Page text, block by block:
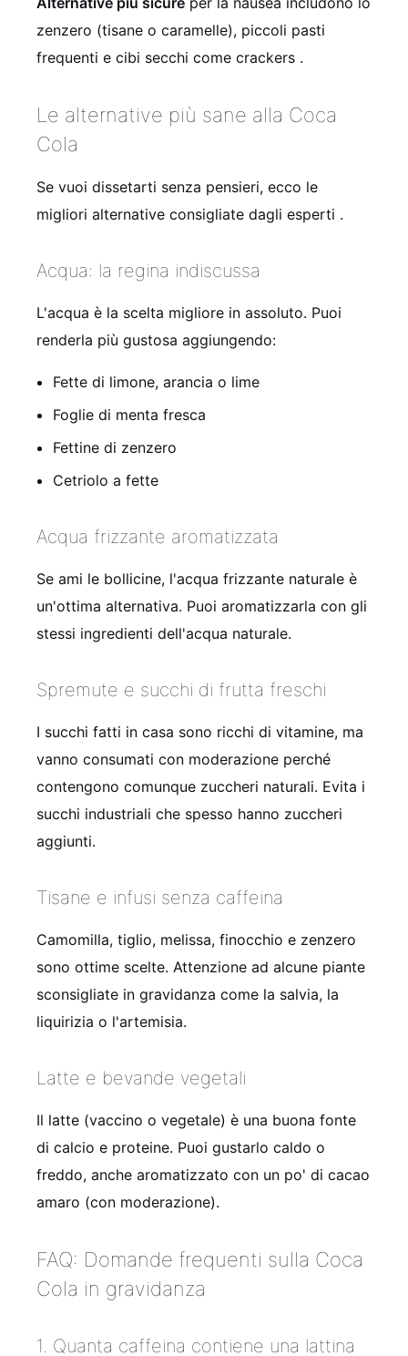
zenzero (tisane o caramelle), piccoli pasti
frequenti e cibi secchi come crackers .
Le alternative più sane alla Coca
Cola
Se vuoi dissetarti senza pensieri, ecco le
migliori alternative consigliate dagli esperti .
Acqua: la regina indiscussa
L'acqua è la scelta migliore in assoluto. Puoi
renderla più gustosa aggiungendo:
Fette di limone, arancia o lime
Foglie di menta fresca
Fettine di zenzero
Cetriolo a fette
Acqua frizzante aromatizzata
Se ami le bollicine, l'acqua frizzante naturale è
un'ottima alternativa. Puoi aromatizzarla con gli
stessi ingredienti dell'acqua naturale.
Spremute e succhi di frutta freschi
I succhi fatti in casa sono ricchi di vitamine, ma
vanno consumati con moderazione perché
contengono comunque zuccheri naturali. Evita i
succhi industriali che spesso hanno zuccheri
aggiunti.
Tisane e infusi senza caffeina
Camomilla, tiglio, melissa, finocchio e zenzero
sono ottime scelte. Attenzione ad alcune piante
sconsigliate in gravidanza come la salvia, la
liquirizia o l'artemisia.
Latte e bevande vegetali
Il latte (vaccino o vegetale) è una buona fonte
di calcio e proteine. Puoi gustarlo caldo o
freddo, anche aromatizzato con un po' di cacao
amaro (con moderazione).
FAQ: Domande frequenti sulla Coca
Cola in gravidanza
1. Quanta caffeina contiene una lattina